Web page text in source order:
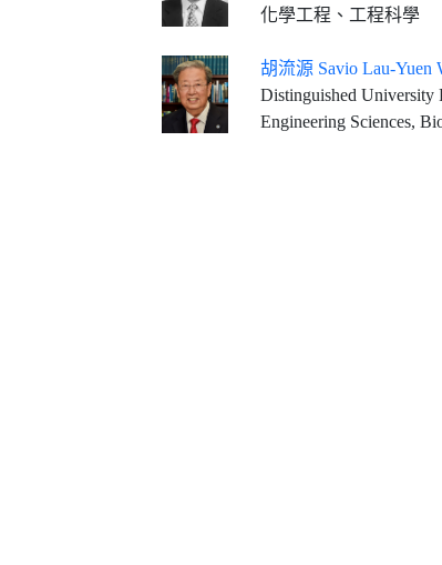
化學工程、工程科學
胡流源 Savio Lau-Yuen
Distinguished University Professor Emeritus
Engineering Sciences,